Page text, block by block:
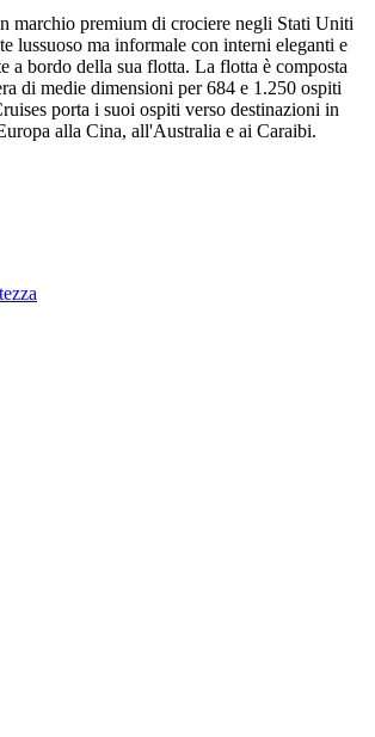
marchio premium di crociere negli Stati Uniti
lussuoso ma informale con interni eleganti e
a bordo della sua flotta. La flotta è composta
di medie dimensioni per 684 e 1.250 ospiti
porta i suoi ospiti verso destinazioni in
alla Cina, all'Australia e ai Caraibi.